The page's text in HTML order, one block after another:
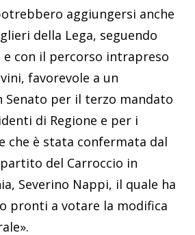
aggiungersi anche
della Lega, seguendo
e con il percorso intrapreso
favorevole a un
Senato per il terzo mandato
di Regione e per i
che è stata confermata dal
del Carroccio in
Severino Nappi, il quale ha
pronti a votare la modifica